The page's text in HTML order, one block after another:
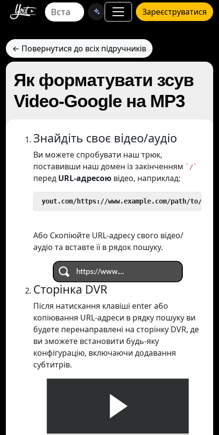
Зареєструватися
← Повернутися до всіх підручників
Як форматувати зсув
Video-Google на MP3
Знайдіть своє відео/аудіо
Ви можете спробувати наш трюк,
поставивши наш домен із закінченням `/`
перед URL-адресою відео, наприклад:
yout.com/https://www.example.com/path/to/
Або Скопіюйте URL-адресу свого відео/
аудіо та вставте її в рядок пошуку.
Сторінка DVR
Після натискання клавіші enter або
копіювання URL-адреси в рядку пошуку ви
будете перенаправлені на сторінку DVR, де
ви зможете встановити будь-яку
конфігурацію, включаючи додавання
субтитрів.